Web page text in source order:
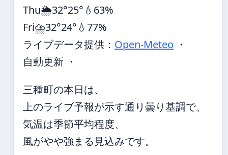
Thu🌦️32°25° 💧63%
Fri⛈️32°24° 💧77%
ライブデータ提供： Open-Meteo ・
自動更新 ・
三種町の本日は、
上のライブ予報が示す通り曇り基調で、
気温は季節平均程度、
風がやや強まる見込みです。